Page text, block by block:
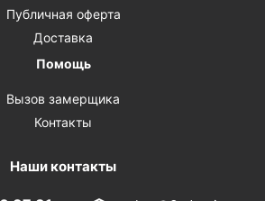
Публичная оферта
Доставка
Помощь
Вызов замерщика
Контакты
Наши контакты